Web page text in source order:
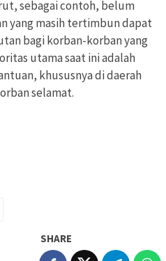
sebagai contoh, belum
yang masih tertimbun dapat
bagi korban-korban yang
utama saat ini adalah
khususnya di daerah
selamat.
SHARE